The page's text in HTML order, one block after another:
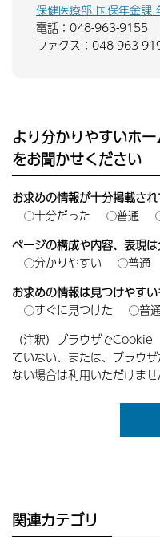
保健医療部 国保年金課
電話：048-963-9155
ファクス：048-963-
より分かりやすいホ
をお聞かせください
お求めの情報が十分掲載さ
十分だった
普通
ページの構成や内容、表現
分かりやすい
普通
お求めの情報は見つけやす
すぐに見つけた
普通
（注釈）ブラウザでCookie
ていない、または、ブラウ
ない場合は利用いただけませ
関連カテゴリ